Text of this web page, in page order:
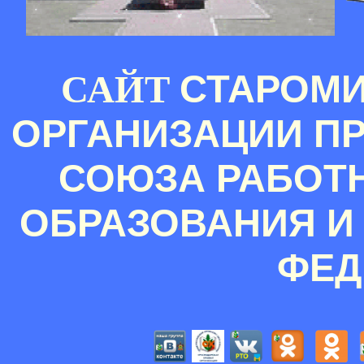
САЙТ
ОРГАНИЗАЦИИ
СОЮЗА
ОБРАЗОВАНИЯ